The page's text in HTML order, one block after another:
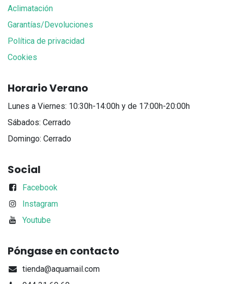
Aclimatación
Garantías/Devoluciones
Política de privacidad
Cookies
Horario Verano
Lunes a Viernes: 10:30h-14:00h y de 17:00h-20:00h
Sábados: Cerrado
Domingo: Cerrado
Social
Facebook
Instagram
Youtube
Póngase en contacto
tienda@aquamail.com